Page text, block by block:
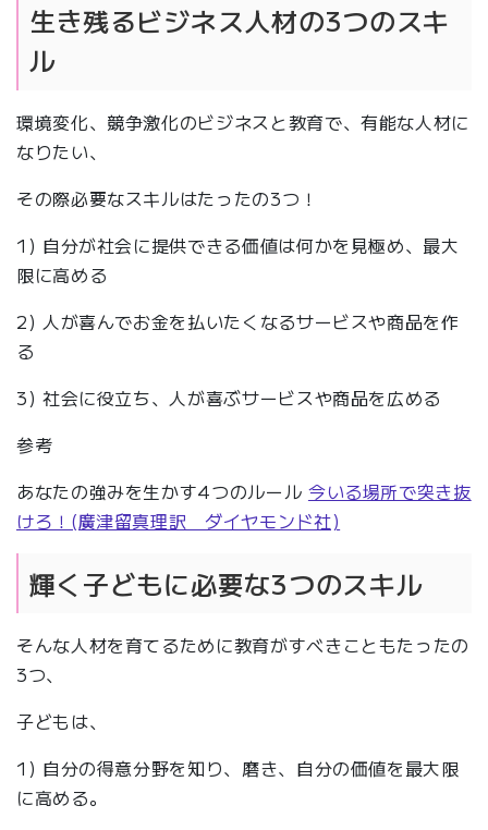
生き残るビジネス人材の3つのスキ
ル
環境変化、競争激化のビジネスと教育で、有能な人材に
なりたい、
その際必要なスキルはたったの3つ！
1) 自分が社会に提供できる価値は何かを見極め、最大
限に高める
2) 人が喜んでお金を払いたくなるサービスや商品を作
る
3) 社会に役立ち、人が喜ぶサービスや商品を広める
参考
あなたの強みを生かす4つのルール 今いる場所で突き抜
けろ！(廣津留真理訳 ダイヤモンド社)
輝く子どもに必要な3つのスキル
そんな人材を育てるために教育がすべきこともたったの
3つ、
子どもは、
1) 自分の得意分野を知り、磨き、自分の価値を最大限
に高める。